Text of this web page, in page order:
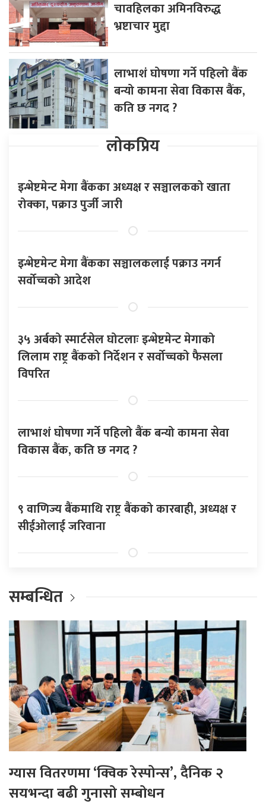
चावहिलका अमिनविरुद्ध
भ्रष्टाचार मुद्दा
लाभाशं घोषणा गर्ने पहिलो बैंक
बन्यो कामना सेवा विकास बैंक,
कति छ नगद ?
लोकप्रिय
इन्भेष्टमेन्ट मेगा बैंकका अध्यक्ष र सञ्चालकको खाता
रोक्का, पक्राउ पुर्जी जारी
इन्भेष्टमेन्ट मेगा बैंकका सञ्चालकलाई पक्राउ नगर्न
सर्वोच्चको आदेश
३५ अर्बको स्मार्टसेल घोटलाः इन्भेष्टमेन्ट मेगाको
लिलाम राष्ट्र बैंकको निर्देशन र सर्वोच्चको फैसला
विपरित
लाभाशं घोषणा गर्ने पहिलो बैंक बन्यो कामना सेवा
विकास बैंक, कति छ नगद ?
९ वाणिज्य बैंकमाथि राष्ट्र बैंकको कारबाही, अध्यक्ष र
सीईओलाई जरिवाना
सम्बन्धित
ग्यास वितरणमा ‘क्विक रेस्पोन्स’, दैनिक २
सयभन्दा बढी गुनासो सम्बोधन